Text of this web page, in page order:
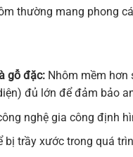
thường mang phong
gỗ đặc:Nhôm mềm hơn
đủ lớn để đảm bảo
nghệ gia công định
trầy xước trong quá